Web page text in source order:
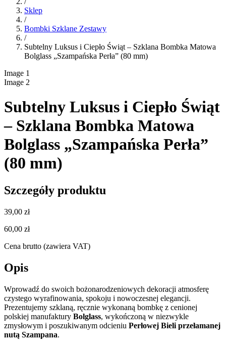
Sklep
/
Bombki Szklane Zestawy
/
Subtelny Luksus i Ciepło Świąt – Szklana Bombka Matowa
Bolglass „Szampańska Perła” (80 mm)
Image 1
Image 2
Subtelny Luksus i Ciepło Świąt
– Szklana Bombka Matowa
Bolglass „Szampańska Perła”
(80 mm)
Szczegóły produktu
39,00 zł
60,00 zł
Cena brutto (zawiera VAT)
Opis
Wprowadź do swoich bożonarodzeniowych dekoracji atmosferę
czystego wyrafinowania, spokoju i nowoczesnej elegancji.
Prezentujemy szklaną, ręcznie wykonaną bombkę z cenionej
polskiej manufaktury Bolglass, wykończoną w niezwykle
zmysłowym i poszukiwanym odcieniu Perłowej Bieli przełamanej
nutą Szampana.